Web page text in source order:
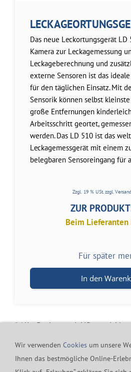
Das neue Leckortungsgerät
Kamera zur Leckagemessung
Leckageberechnung und
externe Sensoren ist das
für den täglichen Einsatz. Mit
Sensorik können selbst
große Entfernungen
Arbeitsschritt geortet,
werden. Das LD 510 ist das
Leckagemessgerät mit einem
belegbaren Sensoreingang für
Zzgl. 19 % USt. zzgl.Versand
ZUR
Beim
Für später
In den
* Alle Preise zzgl. USt. zzgl.
Wir verwenden Cookies um unsere
Ihnen das bestmögliche Online-